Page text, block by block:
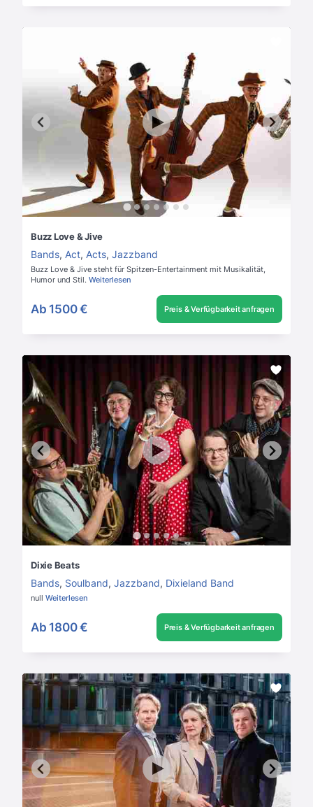
Buzz Love & Jive
Bands, Act, Acts, Jazzband
Buzz Love & Jive steht für Spitzen-Entertainment mit Musikalität,
Humor und Stil. Weiterlesen
Ab 1500 € Preis & Verfügbarkeit anfragen
Dixie Beats
Bands, Soulband, Jazzband, Dixieland Band
null Weiterlesen
Ab 1800 € Preis & Verfügbarkeit anfragen